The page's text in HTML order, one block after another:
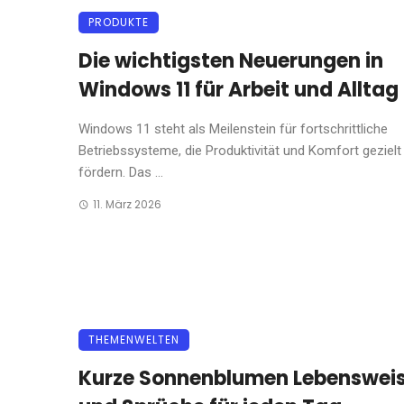
PRODUKTE
Die wichtigsten Neuerungen in
Windows 11 für Arbeit und Alltag
Windows 11 steht als Meilenstein für fortschrittliche
Betriebssysteme, die Produktivität und Komfort gezielt
fördern. Das ...
11. März 2026
THEMENWELTEN
Kurze Sonnenblumen